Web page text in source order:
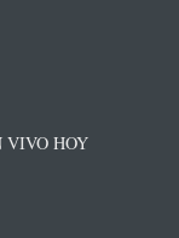
VIVO HOY